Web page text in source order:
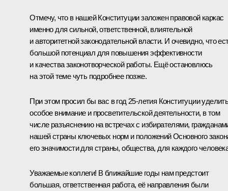
Отмечу, что в нашей Конституции заложен правовой каркас
именно для сильной, ответственной, влиятельной
и авторитетной законодательной власти. И очевидно, что
большой потенциал для повышения эффективности
и качества законотворческой работы. Ещё остановлюсь
на этой теме чуть подробнее позже.
При этом просил бы вас в год 25-летия Конституции
особое внимание и просветительской деятельности, в том
числе разъяснению на встречах с избирателями,
нашей страны ключевых норм и положений Основного
его значимости для страны, общества, для каждого
Уважаемые коллеги! В ближайшие годы нам предстоит
большая, ответственная работа, её направления были